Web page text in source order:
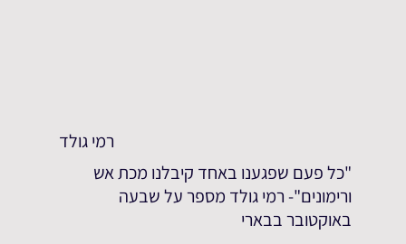
רמי גולד
"כל פעם שפגענו באחד קיבלנו מכת אש
ורימונים"- רמי גולד מספר על שבעה
באוקטובר בבארי